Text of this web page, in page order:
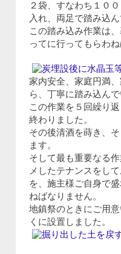
２袋、すなわち１０
入れ、両足で踏み込ん
この踏み込み作業は
ってに行ってもらわね
家内安全、家庭円満
ら、丁寧に踏み込んで
この作業を５回繰り
終わりました。
その後清酒を蒔き、
ます。
そして最も重要なる
メしたテナンスをし
を、施主様ご自身で
ねばなりません。
地鎮祭のときにご用
くに設置しました。